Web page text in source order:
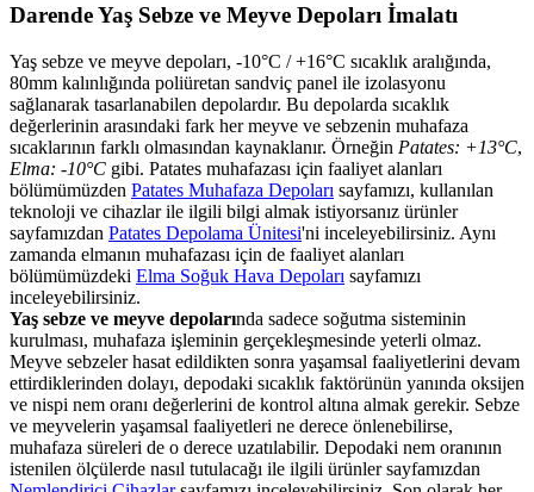
Darende Yaş Sebze ve Meyve Depoları İmalatı
Yaş sebze ve meyve depoları, -10°C / +16°C sıcaklık aralığında,
80mm kalınlığında poliüretan sandviç panel ile izolasyonu
sağlanarak tasarlanabilen depolardır. Bu depolarda sıcaklık
değerlerinin arasındaki fark her meyve ve sebzenin muhafaza
sıcaklarının farklı olmasından kaynaklanır. Örneğin Patates: +13°C,
Elma: -10°C gibi. Patates muhafazası için faaliyet alanları
bölümümüzden Patates Muhafaza Depoları sayfamızı, kullanılan
teknoloji ve cihazlar ile ilgili bilgi almak istiyorsanız ürünler
sayfamızdan Patates Depolama Ünitesi'ni inceleyebilirsiniz. Aynı
zamanda elmanın muhafazası için de faaliyet alanları
bölümümüzdeki Elma Soğuk Hava Depoları sayfamızı
inceleyebilirsiniz.
Yaş sebze ve meyve depolarında sadece soğutma sisteminin
kurulması, muhafaza işleminin gerçekleşmesinde yeterli olmaz.
Meyve sebzeler hasat edildikten sonra yaşamsal faaliyetlerini devam
ettirdiklerinden dolayı, depodaki sıcaklık faktörünün yanında oksijen
ve nispi nem oranı değerlerini de kontrol altına almak gerekir. Sebze
ve meyvelerin yaşamsal faaliyetleri ne derece önlenebilirse,
muhafaza süreleri de o derece uzatılabilir. Depodaki nem oranının
istenilen ölçülerde nasıl tutulacağı ile ilgili ürünler sayfamızdan